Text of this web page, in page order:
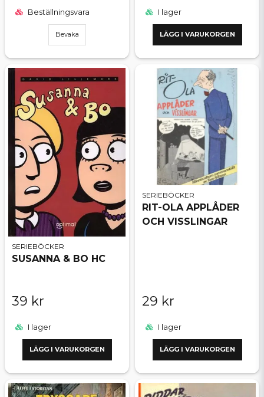
Beställningsvara
Bevaka
I lager
LÄGG I VARUKORGEN
SERIEBÖCKER
SUSANNA & BO HC
39 kr
I lager
LÄGG I VARUKORGEN
SERIEBÖCKER
RIT-OLA APPLÅDER
OCH VISSLINGAR
29 kr
I lager
LÄGG I VARUKORGEN